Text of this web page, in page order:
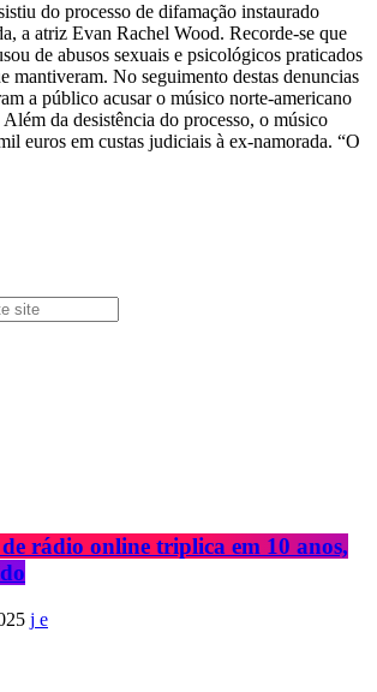
do processo de difamação instaurado
a atriz Evan Rachel Wood. Recorde-se que
de abusos sexuais e psicológicos praticados
mantiveram. No seguimento destas denuncias
a público acusar o músico norte-americano
da desistência do processo, o músico
euros em custas judiciais à ex-namorada. “O
rádio online triplica em 10 anos,